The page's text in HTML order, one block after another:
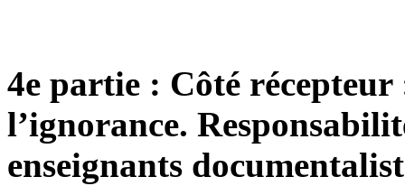
4e partie : Côté
l’ignorance.
enseignants